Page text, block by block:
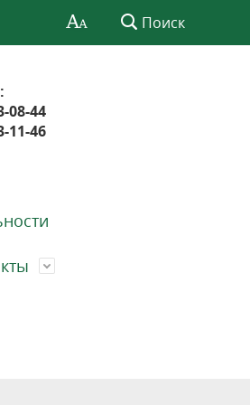
Поиск
08-44
11-46